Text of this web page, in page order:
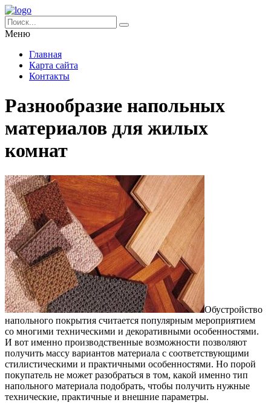
Меню
Главная
Карта сайта
Контакты
Разнообразие напольных
материалов для жилых
комнат
Обустройство
напольного покрытия считается популярным мероприятием
со многими техническими и декоративными особенностями.
И вот именно производственные возможности позволяют
получить массу вариантов материала с соответствующими
стилистическими и практичными особенностями. Но порой
покупатель не может разобраться в том, какой именно тип
напольного материала подобрать, чтобы получить нужные
технические, практичные и внешние параметры.